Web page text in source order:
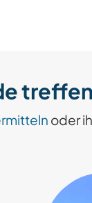
oder